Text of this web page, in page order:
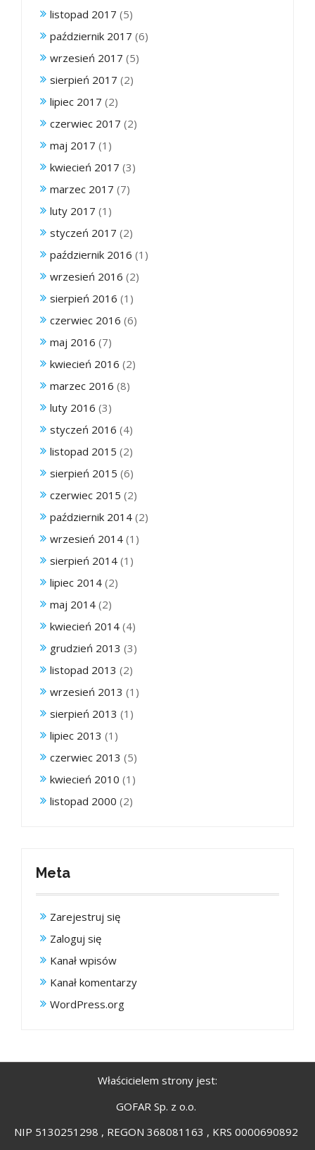
listopad 2017 (5)
październik 2017 (6)
wrzesień 2017 (5)
sierpień 2017 (2)
lipiec 2017 (2)
czerwiec 2017 (2)
maj 2017 (1)
kwiecień 2017 (3)
marzec 2017 (7)
luty 2017 (1)
styczeń 2017 (2)
październik 2016 (1)
wrzesień 2016 (2)
sierpień 2016 (1)
czerwiec 2016 (6)
maj 2016 (7)
kwiecień 2016 (2)
marzec 2016 (8)
luty 2016 (3)
styczeń 2016 (4)
listopad 2015 (2)
sierpień 2015 (6)
czerwiec 2015 (2)
październik 2014 (2)
wrzesień 2014 (1)
sierpień 2014 (1)
lipiec 2014 (2)
maj 2014 (2)
kwiecień 2014 (4)
grudzień 2013 (3)
listopad 2013 (2)
wrzesień 2013 (1)
sierpień 2013 (1)
lipiec 2013 (1)
czerwiec 2013 (5)
kwiecień 2010 (1)
listopad 2000 (2)
Meta
Zarejestruj się
Zaloguj się
Kanał wpisów
Kanał komentarzy
WordPress.org
Właścicielem strony jest:
GOFAR Sp. z o.o.
NIP 5130251298 , REGON 368081163 , KRS 0000690892